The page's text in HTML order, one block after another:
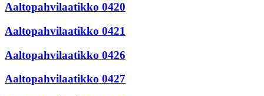
Aaltopahvilaatikko 0420
Aaltopahvilaatikko 0421
Aaltopahvilaatikko 0426
Aaltopahvilaatikko 0427